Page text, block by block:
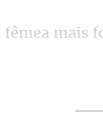
fême
——